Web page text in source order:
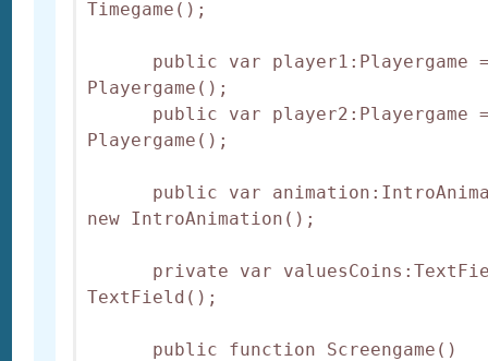
Timegame();
public var player1:Playergame =
Playergame();
public var player2:Playergame =
Playergame();
public var
new IntroAnimation();
private var
TextField();
public function Screengame()